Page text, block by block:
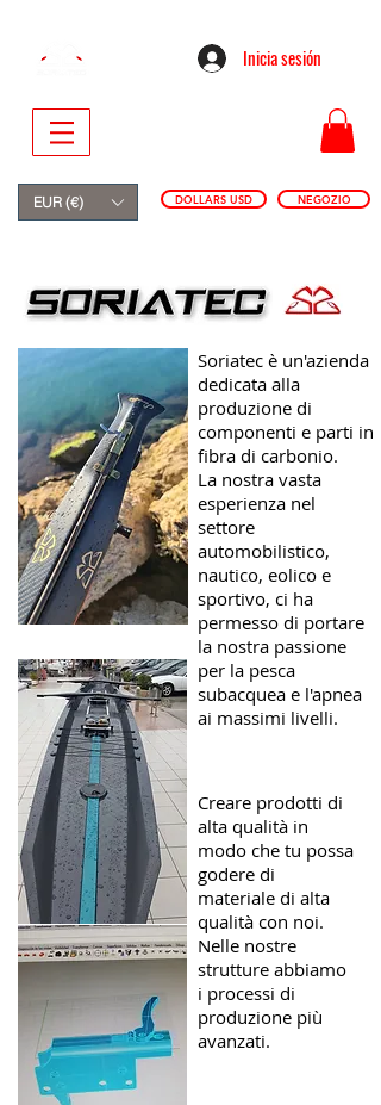
Inicia sesión
EUR (€) DOLLARS USD NEGOZIO
Soriatec è un'azienda
dedicata alla
produzione di
componenti e parti in
fibra di carbonio.
La nostra vasta
esperienza nel
settore
automobilistico,
nautico, eolico e
sportivo, ci ha
permesso di portare
la nostra passione
per la pesca
subacquea e l'apnea
ai massimi livelli.
Creare prodotti di
alta qualità in
modo che tu possa
godere di
materiale di alta
qualità con noi.
Nelle nostre
strutture abbiamo
i processi di
produzione più
avanzati.